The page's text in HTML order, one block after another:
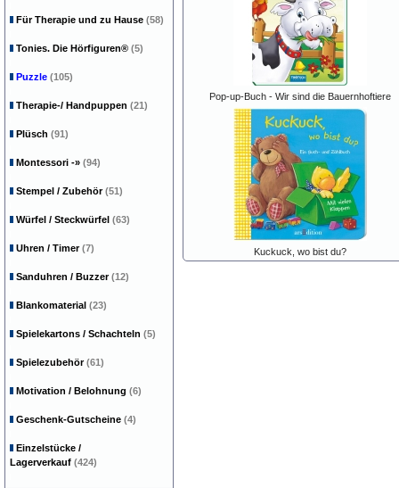
Pop-up-Buch - Wir sind die Bauernhoftiere
Kuckuck, wo bist du?
Für Therapie und zu Hause (58)
Tonies. Die Hörfiguren® (5)
Puzzle (105)
Therapie-/ Handpuppen (21)
Plüsch (91)
Montessori -» (94)
Stempel / Zubehör(51)
Würfel / Steckwürfel (63)
Uhren / Timer(7)
Sanduhren / Buzzer(12)
Blankomaterial (23)
Spielekartons / Schachteln (5)
Spielezubehör(61)
Motivation / Belohnung (6)
Geschenk-Gutscheine (4)
Einzelstücke /
Lagerverkauf (424)